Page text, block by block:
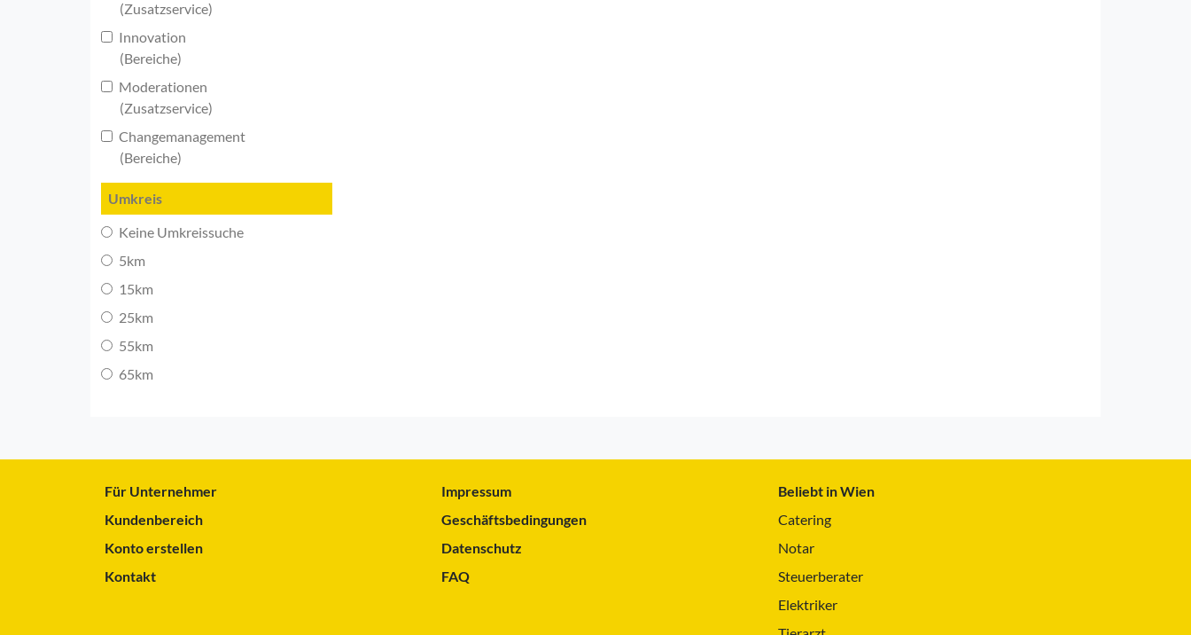
(Zusatzservice)
Innovation
(Bereiche)
Moderationen
(Zusatzservice)
Changemanagement
(Bereiche)
Umkreis
Keine Umkreissuche
5km
15km
25km
55km
65km
Für Unternehmer
Kundenbereich
Konto erstellen
Kontakt
Impressum
Geschäftsbedingungen
Datenschutz
FAQ
Beliebt in Wien
Catering
Notar
Steuerberater
Elektriker